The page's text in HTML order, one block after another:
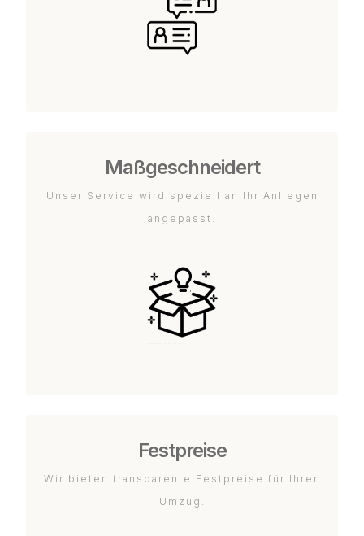
Maßgeschneidert
Unser Service wird speziell an Ihr Anliegen
angepasst.
Festpreise
Wir bieten transparente Festpreise für Ihren
Umzug.